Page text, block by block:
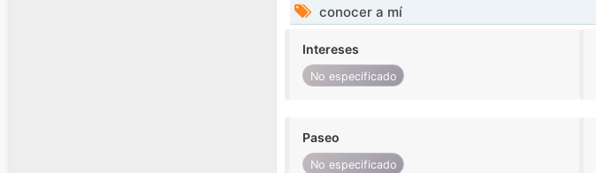
conocer a mí
Intereses
No especificado
Paseo
No especificado